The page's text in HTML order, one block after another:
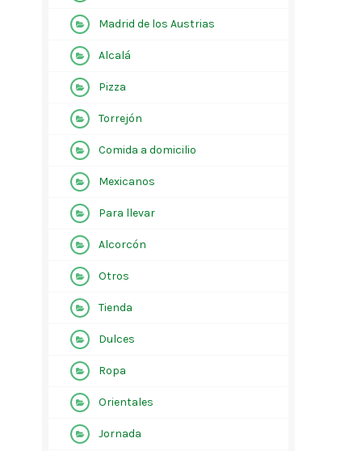
Madrid de los Austrias
Alcalá
Pizza
Torrejón
Comida a domicilio
Mexicanos
Para llevar
Alcorcón
Otros
Tienda
Dulces
Ropa
Orientales
Jornada